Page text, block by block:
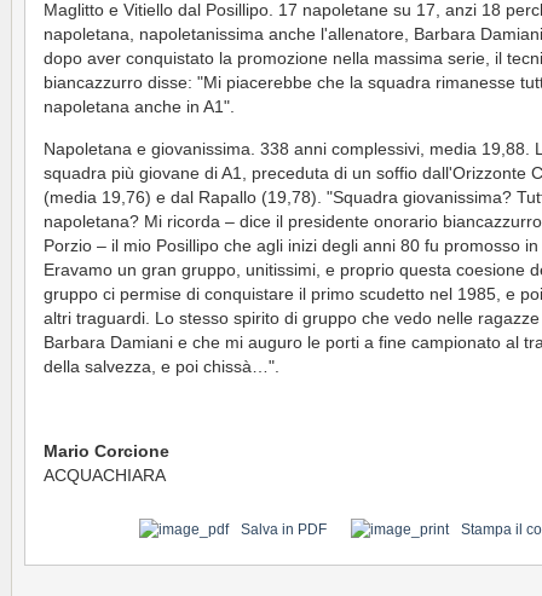
Maglitto e Vitiello dal Posillipo. 17 napoletane su 17, anzi 18
napoletana, napoletanissima anche l'allenatore, Barbara
dopo aver conquistato la promozione nella massima serie, il
biancazzurro disse: "Mi piacerebbe che la squadra rimanesse
napoletana anche in A1".
Napoletana e giovanissima. 338 anni complessivi, media 19,88.
squadra più giovane di A1, preceduta di un soffio dall'Orizzonte
(media 19,76) e dal Rapallo (19,78). "Squadra giovanissima?
napoletana? Mi ricorda – dice il presidente onorario
Porzio – il mio Posillipo che agli inizi degli anni 80 fu promosso in
Eravamo un gran gruppo, unitissimi, e proprio questa coesione
gruppo ci permise di conquistare il primo scudetto nel 1985, e
altri traguardi. Lo stesso spirito di gruppo che vedo nelle
Barbara Damiani e che mi auguro le porti a fine campionato al
della salvezza, e poi chissà…".
Mario Corcione
ACQUACHIARA
Salva in PDF Stampa il